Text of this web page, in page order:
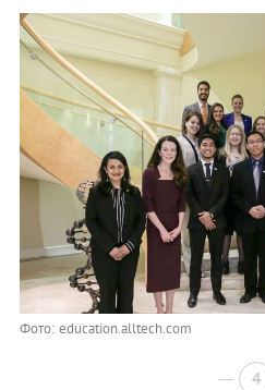
Фото: education.alltech.com
4